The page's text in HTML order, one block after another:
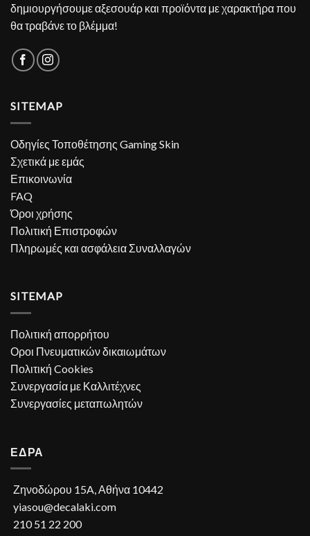
δημιουργήσουμε αξεσουάρ και προϊόντα με χαρακτήρα που
θα τραβάνε το βλέμμα!
SITEMAP
Οδηγίες Τοποθέτησης Gaming Skin
Σχετικά με εμάς
Επικοινωνία
FAQ
Όροι χρήσης
Πολιτική Επιστροφών
Πληρωμές και ασφάλεια Συναλλαγών
SITEMAP
Πολιτική απορρήτου
Οροι Πνευματικών δικαιωμάτων
Πολιτική Cookies
Συνεργασία με Καλλιτέχνες
Συνεργασίες μεταπωλητών
ΕΔΡΑ
Ζηνοδώρου 15A, Αθήνα 10442
yiasou@decalaki.com
210 51 22 200